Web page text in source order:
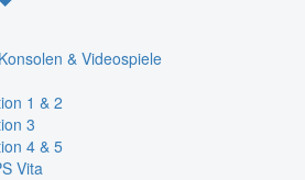
& Videospiele
1 & 2
3
4 & 5
Vita